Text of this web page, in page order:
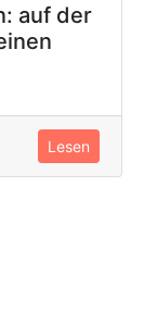
auf der
Lesen